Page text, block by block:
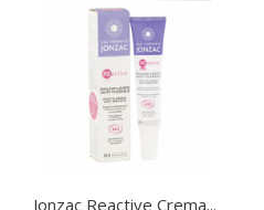
Jonzac Reactive Crema...